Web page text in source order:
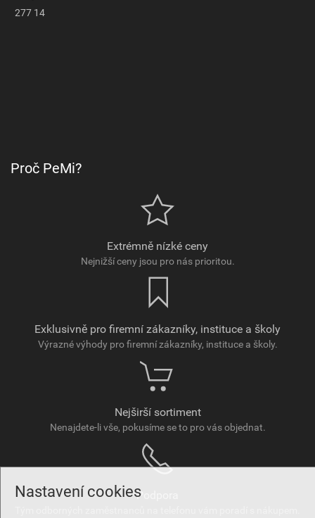
Nastavení cookies
277 14
Proč PeMi?
Extrémně nízké ceny
Nejnižší ceny jsou pro nás prioritou.
Exklusivně pro firemní zákazníky, instituce a školy
Výrazné výhody pro firemní zákazníky, instituce a školy.
Nejširší sortiment
Nenajdete-li vše, pokusíme se to pro vás objednat.
Podpora